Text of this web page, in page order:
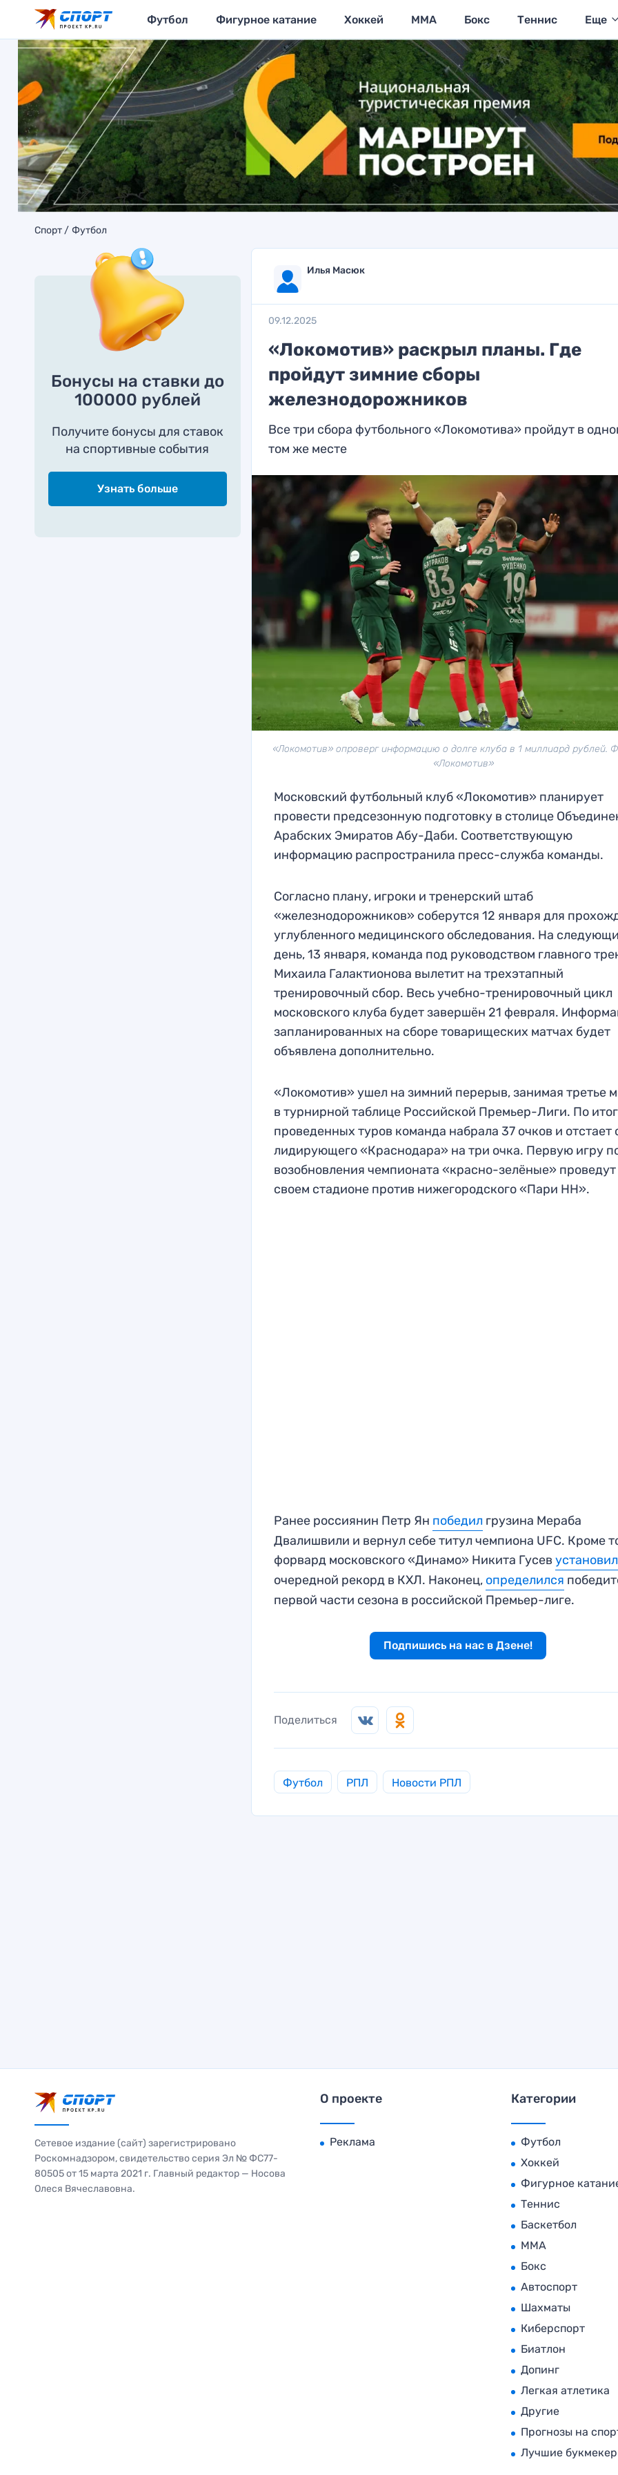
Футбол Фигурное катание Хоккей MMA Бокс Теннис Еще
Спорт Футбол
Бонусы на ставки до
100000 рублей
Получите бонусы для ставок
на спортивные события
Узнать больше
Илья Масюк
09.12.2025
«Локомотив» раскрыл планы. Где
пройдут зимние сборы
железнодорожников
Все три сбора футбольного «Локомотива» пройдут в
том же месте
«Локомотив» опроверг информацию о долге клуба в 1 миллиард рублей.
«Локомотив»
Московский футбольный клуб «Локомотив» планирует
провести предсезонную подготовку в столице
Арабских Эмиратов Абу-Даби. Соответствующую
информацию распространила пресс-служба команды.
Согласно плану, игроки и тренерский штаб
«железнодорожников» соберутся 12 января для
углубленного медицинского обследования. На
день, 13 января, команда под руководством главного
Михаила Галактионова вылетит на трехэтапный
тренировочный сбор. Весь учебно-тренировочный цикл
московского клуба будет завершён 21 февраля.
запланированных на сборе товарищеских матчах будет
объявлена дополнительно.
«Локомотив» ушел на зимний перерыв, занимая третье
в турнирной таблице Российской Премьер-Лиги. По
проведенных туров команда набрала 37 очков и отстает
лидирующего «Краснодара» на три очка. Первую игру
возобновления чемпионата «красно-зелёные»
своем стадионе против нижегородского «Пари НН».
Ранее россиянин Петр Ян победил грузина Мераба
Двалишвили и вернул себе титул чемпиона UFC. Кроме
форвард московского «Динамо» Никита Гусевустановил
очередной рекорд в КХЛ. Наконец, определился
первой части сезона в российской Премьер-лиге.
Подпишись на нас в Дзене!
Поделиться
Футбол РПЛ Новости РПЛ
Сетевое издание (сайт) зарегистрировано
Роскомнадзором, свидетельство серия Эл № ФС77-
80505 от 15 марта 2021 г. Главный редактор — Носова
Олеся Вячеславовна.
О проекте
Реклама
Категории
Футбол
Хоккей
Фигурное
Теннис
Баскетбол
MMA
Бокс
Автоспорт
Шахматы
Киберспорт
Биатлон
Допинг
Легкая атлетика
Другие
Прогнозы на
Лучшие